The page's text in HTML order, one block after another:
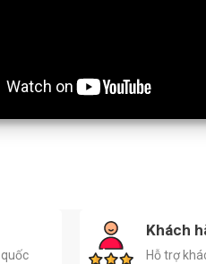
Khách
Hỗ trợ